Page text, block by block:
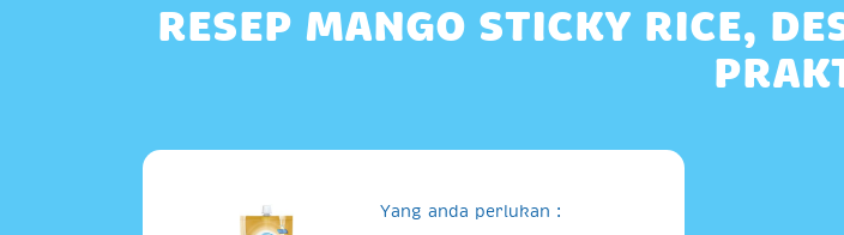
RESEP MANGO STICKY RICE,
Yang anda perlukan :